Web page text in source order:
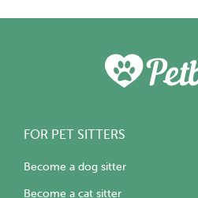
FOR PET SITTERS
Become a dog sitter
Become a cat sitter